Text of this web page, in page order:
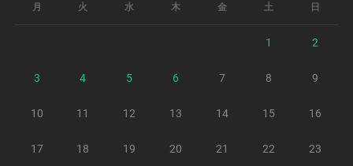
月 火 水 木 金 土 日
1 2
3 4 5 6 7 8 9
10 11 12 13 14 15 16
17 18 19 20 21 22 23